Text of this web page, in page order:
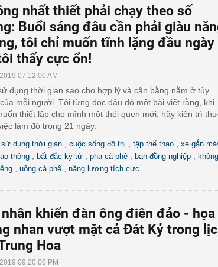
nhất thiết phải chạy theo số
Buổi sáng đâu cần phải giàu
tôi chỉ muốn tĩnh lặng đầu ngày
thấy cực ổn!
07:12:00 AM
dụng thời gian sao cho hợp lý và cân bằng nằm ở tùy
mỗi người. Tôi từng đọc đâu đó một bài viết rằng, khi
thiết lập cho mình một thói quen mới, hãy kiên trì
làm đó trong 21 ngày.
sử dụng thời gian cuộc sống đô thị tập thể thao xe gắn
thông bất đắc kỳ tử pha cà phê bạn đồng nghiệp
không
uống cà phê năng lượng tích cực
nhân khiến đàn ông điên đảo - họa
nhan vượt mặt cả Đát Kỷ trong
Hoa
09:20:00 PM